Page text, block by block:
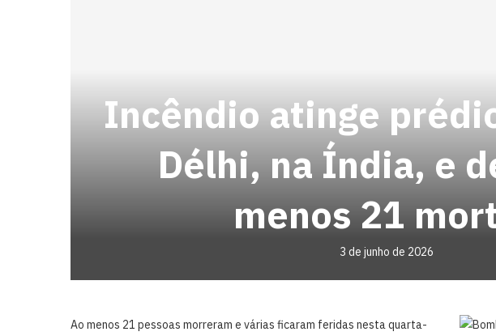
Incêndio atinge
Délhi, na Índia, e
menos 21
3 de junho de 2026
Ao menos 21 pessoas morreram e várias ficaram feridas nesta quarta-